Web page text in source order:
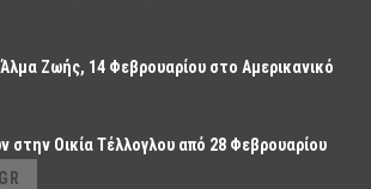
Ζωής, 14 Φεβρουαρίου στο Αμερικανικό
στην Οικία Τέλλογλου από 28 Φεβρουαρίου